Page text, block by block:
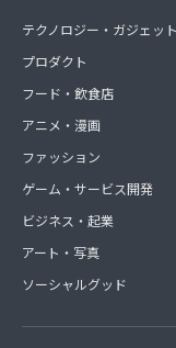
テクノロジー・ガジェット
プロダクト
フード・飲食店
アニメ・漫画
ファッション
ゲーム・サービス開発
ビジネス・起業
アート・写真
ソーシャルグッド